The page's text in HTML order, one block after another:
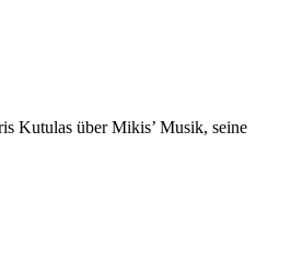
Kutulas über Mikis’ Musik, seine